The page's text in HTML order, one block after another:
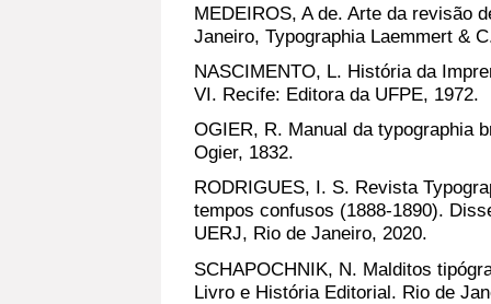
MEDEIROS, A de. Arte da revisão
Janeiro, Typographia Laemmert &
NASCIMENTO, L. História da
VI. Recife: Editora da UFPE, 1972.
OGIER, R. Manual da typographia
Ogier, 1832.
RODRIGUES, I. S. Revista
tempos confusos (1888-1890).
UERJ, Rio de Janeiro, 2020.
SCHAPOCHNIK, N. Malditos
Livro e História Editorial. Rio de